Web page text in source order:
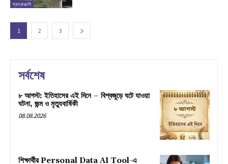
শ্রদ্ধাঞ্জলি
1 2 3
সর্বশেষ
৮ আগস্ট: ইতিহাসের এই দিনে – বিশ্বজুড়ে ঘটে যাওয়া
ঘটনা, জন্ম ও মৃত্যুবার্ষিকী
08.08.2026
শিক্ষার্থীর Personal Data AI Tool-এ